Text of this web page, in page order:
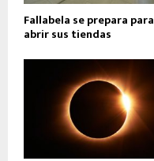
Fallabela se prepara para
abrir sus tiendas